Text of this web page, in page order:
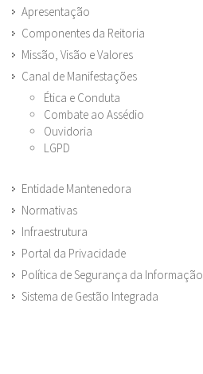
Apresentação
Componentes da Reitoria
Missão, Visão e Valores
Canal de Manifestações
Ética e Conduta
Combate ao Assédio
Ouvidoria
LGPD
Entidade Mantenedora
Normativas
Infraestrutura
Portal da Privacidade
Política de Segurança da Informação
Sistema de Gestão Integrada